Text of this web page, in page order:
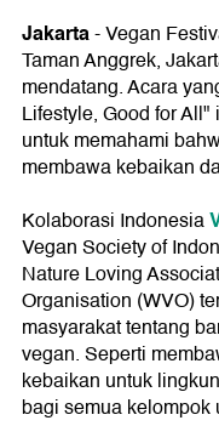
Jakarta- Vegan
Taman Anggrek,
mendatang. Acara
Lifestyle, Good for
untuk memahami
membawa kebaikan
Kolaborasi Indonesia
Vegan Society of
Nature Loving
Organisation (WVO)
masyarakat tentang
vegan. Seperti
kebaikan untuk
bagi semua kelompok